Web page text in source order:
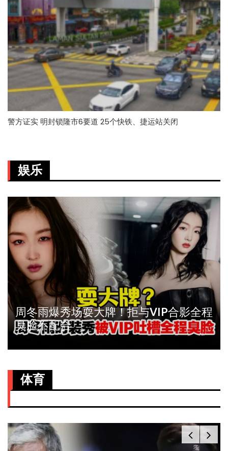
警方证实 明封锁隆市6要道 25个快铁、捷运站关闭
娱乐
周冬雨爆秀场耍大牌！拒与VIP合影全程
臭脸不配合
体育